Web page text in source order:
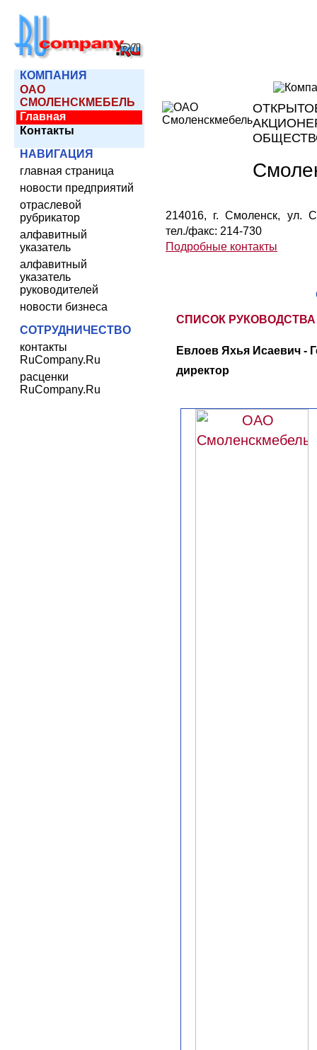
КОМПАНИЯ
ОАО
СМОЛЕНСКМЕБЕЛЬ
Главная
Контакты
НАВИГАЦИЯ
главная страница
новости предприятий
отраслевой
рубрикатор
алфавитный
указатель
алфавитный
указатель
руководителей
новости бизнеса
СОТРУДНИЧЕСТВО
контакты
RuCompany.Ru
расценки
RuCompany.Ru
214016, г. Смоленск, ул.
тел./факс: 214-730
Подробные контакты
СПИСОК РУКОВОДСТВА
Евлоев Яхья Исаевич -
директор